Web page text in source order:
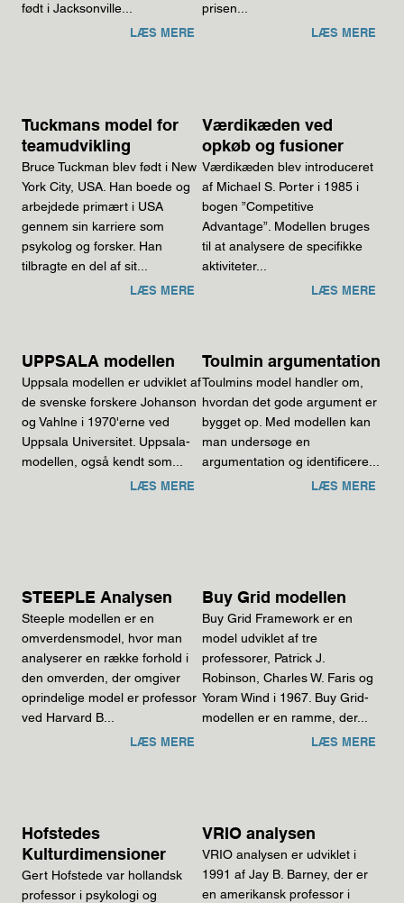
født i Jacksonville...
LÆS MERE
prisen...
LÆS MERE
Tuckmans model for
teamudvikling
Bruce Tuckman blev født i New
York City, USA. Han boede og
arbejdede primært i USA
gennem sin karriere som
psykolog og forsker. Han
tilbragte en del af sit...
LÆS MERE
Værdikæden ved
opkøb og fusioner
​Værdikæden blev introduceret
af Michael S. Porter i 1985 i
bogen ”Competitive
Advantage”. Modellen bruges
til at analysere de specifikke
aktiviteter...
LÆS MERE
UPPSALA modellen
Uppsala modellen er udviklet af
de svenske forskere Johanson
og Vahlne i 1970'erne ved
Uppsala Universitet. Uppsala-
modellen, også kendt som...
LÆS MERE
Toulmin argumentation
Toulmins model handler om,
hvordan det gode argument er
bygget op. Med modellen kan
man undersøge en
argumentation og identificere...
LÆS MERE
STEEPLE Analysen
Steeple modellen er en
omverdensmodel, hvor man
analyserer en række forhold i
den omverden, der omgiver
oprindelige model er professor
ved Harvard B...
LÆS MERE
Buy Grid modellen
Buy Grid Framework er en
model udviklet af tre
professorer, Patrick J.
Robinson, Charles W. Faris og
Yoram Wind i 1967. Buy Grid-
modellen er en ramme, der...
LÆS MERE
Hofstedes
Kulturdimensioner
Gert Hofstede var hollandsk
professor i psykologi og
VRIO analysen
VRIO analysen er udviklet i
1991 af Jay B. Barney, der er
en amerikansk professor i